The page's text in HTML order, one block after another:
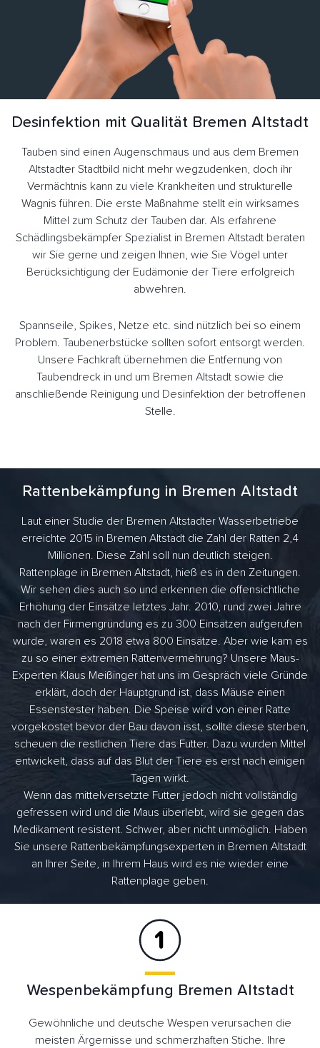
Desinfektion mit Qualität Bremen Altstadt
Tauben sind einen Augenschmaus und aus dem Bremen
Altstadter Stadtbild nicht mehr wegzudenken, doch ihr
Vermächtnis kann zu viele Krankheiten und strukturelle
Wagnis führen. Die erste Maßnahme stellt ein wirksames
Mittel zum Schutz der Tauben dar. Als erfahrene
Schädlingsbekämpfer Spezialist in Bremen Altstadt beraten
wir Sie gerne und zeigen Ihnen, wie Sie Vögel unter
Berücksichtigung der Eudämonie der Tiere erfolgreich
abwehren.
Spannseile, Spikes, Netze etc. sind nützlich bei so einem
Problem. Taubenerbstücke sollten sofort entsorgt werden.
Unsere Fachkraft übernehmen die Entfernung von
Taubendreck in und um Bremen Altstadt sowie die
anschließende Reinigung und Desinfektion der betroffenen
Stelle.
Rattenbekämpfung in Bremen Altstadt
Laut einer Studie der Bremen Altstadter Wasserbetriebe
erreichte 2015 in Bremen Altstadt die Zahl der Ratten 2,4
Millionen. Diese Zahl soll nun deutlich steigen.
Rattenplage in Bremen Altstadt, hieß es in den Zeitungen.
Wir sehen dies auch so und erkennen die offensichtliche
Erhöhung der Einsätze letztes Jahr. 2010, rund zwei Jahre
nach der Firmengründung es zu 300 Einsätzen aufgerufen
wurde, waren es 2018 etwa 800 Einsätze. Aber wie kam es
zu so einer extremen Rattenvermehrung? Unsere Maus-
Experten Klaus Meißinger hat uns im Gespräch viele Gründe
erklärt, doch der Hauptgrund ist, dass Mäuse einen
Essenstester haben. Die Speise wird von einer Ratte
vorgekostet bevor der Bau davon isst, sollte diese sterben,
scheuen die restlichen Tiere das Futter. Dazu wurden Mittel
entwickelt, dass auf das Blut der Tiere es erst nach einigen
Tagen wirkt.
Wenn das mittelversetzte Futter jedoch nicht vollständig
gefressen wird und die Maus überlebt, wird sie gegen das
Medikament resistent. Schwer, aber nicht unmöglich. Haben
Sie unsere Rattenbekämpfungsexperten in Bremen Altstadt
an Ihrer Seite, in Ihrem Haus wird es nie wieder eine
Rattenplage geben.
Wespenbekämpfung Bremen Altstadt
Gewöhnliche und deutsche Wespen verursachen die
meisten Ärgernisse und schmerzhaften Stiche. Ihre